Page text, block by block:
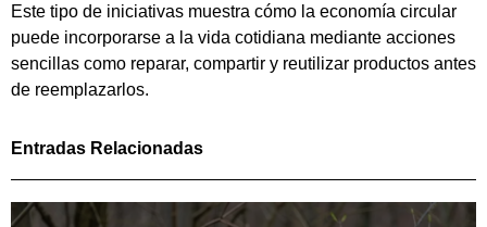
Este tipo de iniciativas muestra cómo la economía circular
puede incorporarse a la vida cotidiana mediante acciones
sencillas como reparar, compartir y reutilizar productos antes
de reemplazarlos.
Entradas Relacionadas